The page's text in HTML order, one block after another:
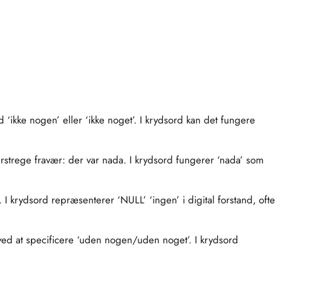
nogen’ eller ‘ikke noget’. I krydsord kan det fungere
fravær: der var nada. I krydsord fungerer ‘nada’ som
repræsenterer ‘NULL’ ‘ingen’ i digital forstand, ofte
at specificere ‘uden nogen/uden noget’. I krydsord